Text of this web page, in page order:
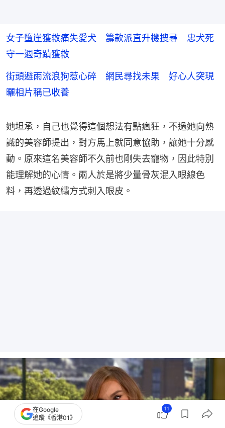
女子墮崖獲救痛失愛犬 籌款派直升機搜尋 忠犬死
守一週奇蹟獲救
街頭避雨流浪狗惹心碎 網民尋找未果 好心人突現
曬相片稱已收養
她坦承，自己也覺得這個想法有點瘋狂，不過她向熟
識的美容師提出，對方馬上就同意協助，讓她十分感
動。原來這名美容師不久前也剛失去寵物，因此特別
能理解她的心情。兩人於是將少量骨灰混入眼線色
料，再透過紋繡方式刺入眼皮。
在Google
追蹤《香港01》
11